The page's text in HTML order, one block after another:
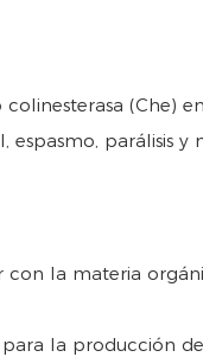
(Che)
parálisis y
la materia
la producción